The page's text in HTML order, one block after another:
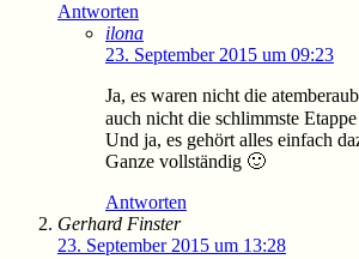
Antworten
ilona
23. September 2015 um 09:23
Ja, es waren nicht die
auch nicht die schlimmste
Und ja, es gehört alles einfach
Ganze vollständig 🙂
Antworten
Gerhard Finster
23. September 2015 um 13:28